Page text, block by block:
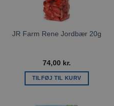
JR Farm Rene Jordbær 20g
74,00 kr.
TILFØJ TIL KURV